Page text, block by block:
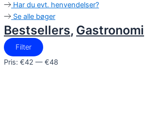
Har du evt. henvendelser?
Se alle bøger
Bestsellers, Gastronomi
Filter
Pris: €42 — €48